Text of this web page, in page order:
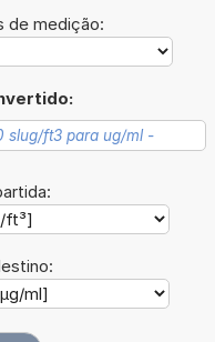
de medição: